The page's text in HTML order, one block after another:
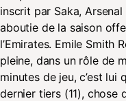
inscrit par Saka,
aboutie de la saison
l’Emirates. Emile Smith
pleine, dans un rôle de
minutes de jeu, c’est lui
dernier tiers (11), chose